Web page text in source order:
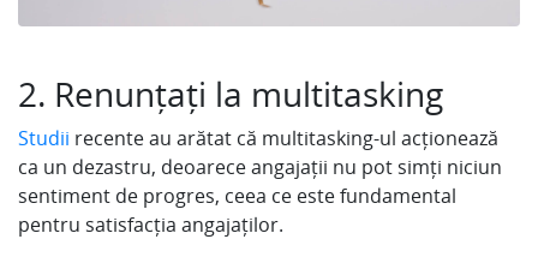
2. Renunțați la multitasking
Studii recente au arătat că multitasking-ul acționează
ca un dezastru, deoarece angajații nu pot simți niciun
sentiment de progres, ceea ce este fundamental
pentru satisfacția angajaților.